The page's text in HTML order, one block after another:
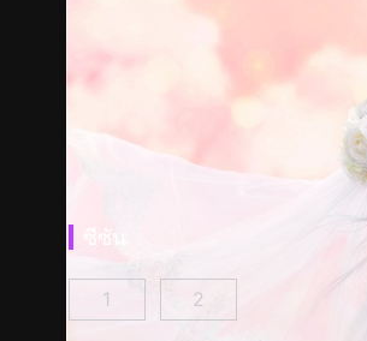
ซีซัน
เชสเซอร์เกม W : บอสนางร้าย
1 เชสเซอร์เกม W2: รั
2